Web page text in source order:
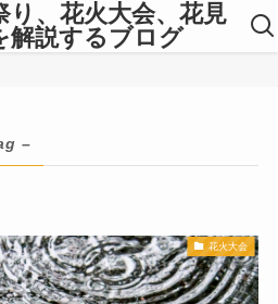
り、花火大会、花見
解説するブログ
–
花火大会